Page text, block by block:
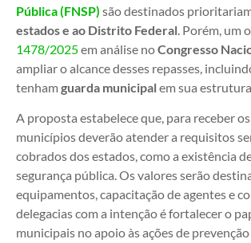
Pública (FNSP) são destinados
estados e ao Distrito Federal . Porém, um
1478/2025em análise noCongresso
ampliar o alcance desses repasses,
tenhamguarda municipalem sua
A proposta estabelece que, para receber
municípios deverão atender a requisitos
cobrados dos estados, como a existência
segurança pública. Os valores serão
equipamentos, capacitação de agentes e
delegacias com a intenção é fortalecer o
municipais no apoio às ações de